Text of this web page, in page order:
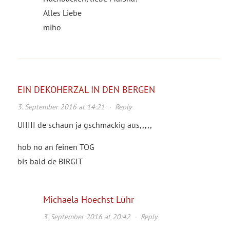
Alles Liebe
miho
EIN DEKOHERZAL IN DEN BERGEN
3. September 2016 at 14:21 · Reply
UIIIII de schaun ja gschmackig aus,,,,,
hob no an feinen TOG
bis bald de BIRGIT
Michaela Hoechst-Lühr
3. September 2016 at 20:42· Reply